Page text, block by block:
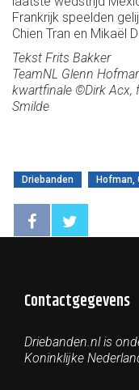
Frankrijk speelden
Chien Tran en Mikaël
Tekst Frits Bakker
TeamNL Glenn
kwartfinale ©Dirk Acx,
Smilde
Driebanden Hofman,
Contactgegevens
Driebanden.nl is
Koninklijke